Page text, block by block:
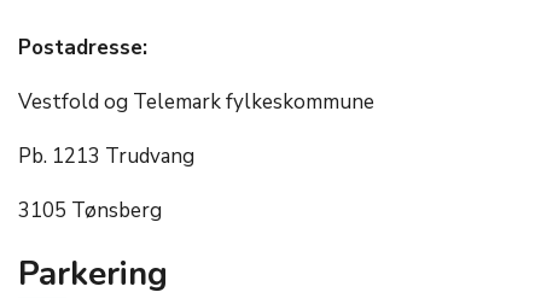
Postadresse:
Vestfold og Telemark fylkeskommune
Pb. 1213 Trudvang
3105 Tønsberg
Parkering